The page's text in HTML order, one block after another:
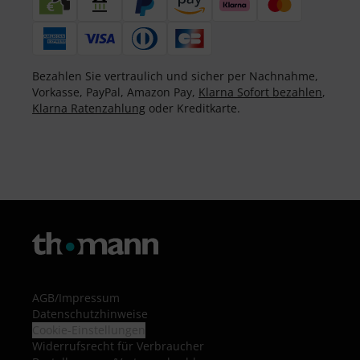
Bezahlen Sie vertraulich und sicher per Nachnahme,
Vorkasse, PayPal, Amazon Pay, Klarna Sofort bezahlen,
Klarna Ratenzahlung oder Kreditkarte.
AGB/Impressum
Datenschutzhinweise
Widerrufsrecht für Verbraucher